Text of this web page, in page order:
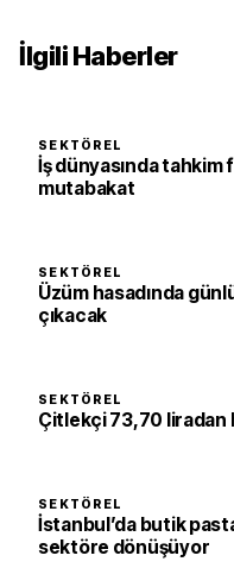
İlgili Haberler
SEKTÖREL
İş dünyasında tahkim
mutabakat
SEKTÖREL
Üzüm hasadında
çıkacak
SEKTÖREL
Çitlekçi 73,70 liradan
SEKTÖREL
İstanbul’da butik
sektöre dönüşüyor